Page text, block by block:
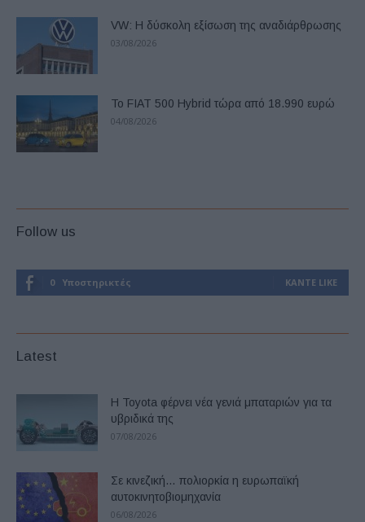
VW: Η δύσκολη εξίσωση της αναδιάρθρωσης
03/08/2026
Το FIAT 500 Hybrid τώρα από 18.990 ευρώ
04/08/2026
Follow us
0 Υποστηρικτές ΚΆΝΤΕ LIKE
Latest
Η Toyota φέρνει νέα γενιά μπαταριών για τα
υβριδικά της
07/08/2026
Σε κινεζική… πολιορκία η ευρωπαϊκή
αυτοκινητοβιομηχανία
06/08/2026